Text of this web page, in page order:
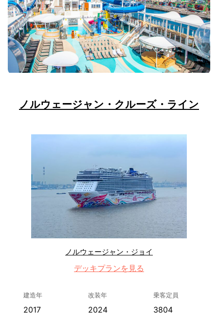
ノルウェージャン・クルーズ・ライン
ノルウェージャン・ジョイ
デッキプランを見る
建造年
2017
改装年
2024
乗客定員
3804